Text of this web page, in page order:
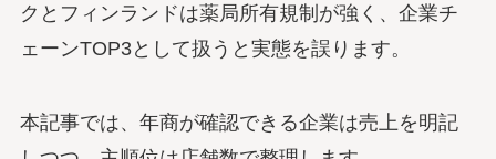
クとフィンランドは薬局所有規制が強く、企業チ
ェーンTOP3として扱うと実態を誤ります。
本記事では、年商が確認できる企業は売上を明記